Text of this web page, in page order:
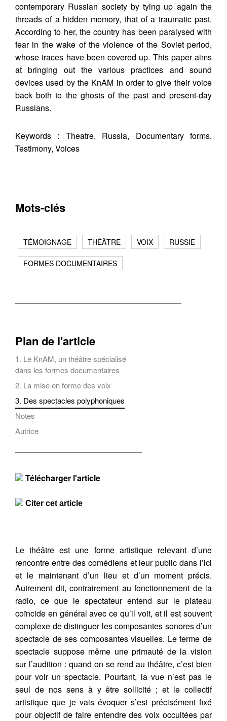
contemporary Russian society by tying up again the
threads of a hidden memory, that of a traumatic past.
According to her, the country has been paralysed with
fear in the wake of the violence of the Soviet period,
whose traces have been covered up. This paper aims
at bringing out the various practices and sound
devices used by the KnAM in order to give their voice
back both to the ghosts of the past and present-day
Russians.
Keywords : Theatre, Russia, Documentary forms,
Testimony, Voices
Mots-clés
TÉMOIGNAGE THÉÂTRE VOIX RUSSIE
FORMES DOCUMENTAIRES
Plan de l'article
1. Le KnAM, un théâtre spécialisé
dans les formes documentaires
2. La mise en forme des voix
3. Des spectacles polyphoniques
Notes
Autrice
Télécharger l'article
Citer cet article
Le théâtre est une forme artistique relevant d’une
rencontre entre des comédiens et leur public dans l’ici
et le maintenant d’un lieu et d’un moment précis.
Autrement dit, contrairement au fonctionnement de la
radio, ce que le spectateur entend sur le plateau
coïncide en général avec ce qu’il voit, et il est souvent
complexe de distinguer les composantes sonores d’un
spectacle de ses composantes visuelles. Le terme de
spectacle suppose même une primauté de la vision
sur l’audition : quand on se rend au théâtre, c’est bien
pour voir un spectacle. Pourtant, la vue n’est pas le
seul de nos sens à y être sollicité ; et le collectif
artistique que je vais évoquer s’est précisément fixé
pour objectif de faire entendre des voix occultées par